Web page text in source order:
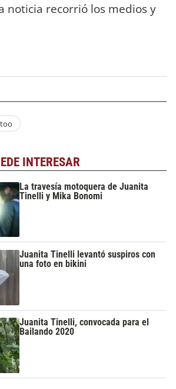
noticia recorrió los medios y
INTERESAR
La travesía motoquera de Juanita
Tinelli y Mika Bonomi
Juanita Tinelli levantó suspiros con
una foto en bikini
Juanita Tinelli, convocada para el
Bailando 2020